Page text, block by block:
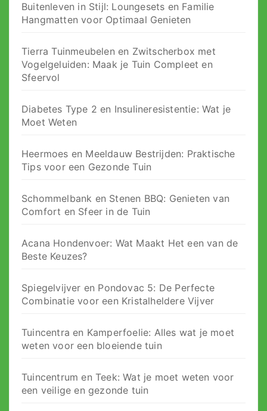
Buitenleven in Stijl: Loungesets en Familie
Hangmatten voor Optimaal Genieten
Tierra Tuinmeubelen en Zwitscherbox met
Vogelgeluiden: Maak je Tuin Compleet en
Sfeervol
Diabetes Type 2 en Insulineresistentie: Wat je
Moet Weten
Heermoes en Meeldauw Bestrijden: Praktische
Tips voor een Gezonde Tuin
Schommelbank en Stenen BBQ: Genieten van
Comfort en Sfeer in de Tuin
Acana Hondenvoer: Wat Maakt Het een van de
Beste Keuzes?
Spiegelvijver en Pondovac 5: De Perfecte
Combinatie voor een Kristalheldere Vijver
Tuincentra en Kamperfoelie: Alles wat je moet
weten voor een bloeiende tuin
Tuincentrum en Teek: Wat je moet weten voor
een veilige en gezonde tuin